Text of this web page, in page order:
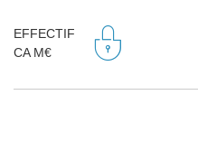
EFFECTIF
CA M€